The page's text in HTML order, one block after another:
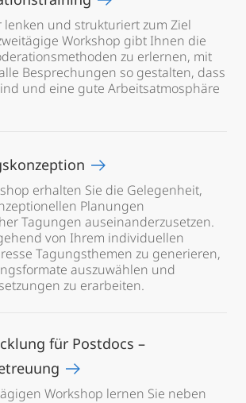
und strukturiert zum Ziel
Workshop gibt Ihnen die
zu erlernen, mit
Besprechungen so gestalten, dass
und eine gute Arbeitsatmosphäre
erhalten Sie die Gelegenheit,
Planungen
Tagungen auseinanderzusetzen.
von Ihrem individuellen
Tagungsthemen zu generieren,
auszuwählen und
zu erarbeiten.
für Postdocs –
Workshop lernen Sie neben